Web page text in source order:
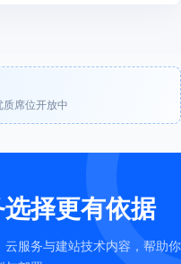
质席位开放中
择更有依据
服务与建站技术内容，帮助你